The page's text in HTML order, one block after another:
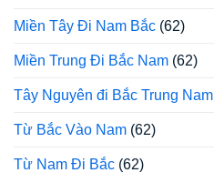
Miền Tây Đi Nam Bắc (62)
Miền Trung Đi Bắc Nam (62)
Tây Nguyên đi Bắc Trung Nam
Từ Bắc Vào Nam (62)
Từ Nam Đi Bắc (62)